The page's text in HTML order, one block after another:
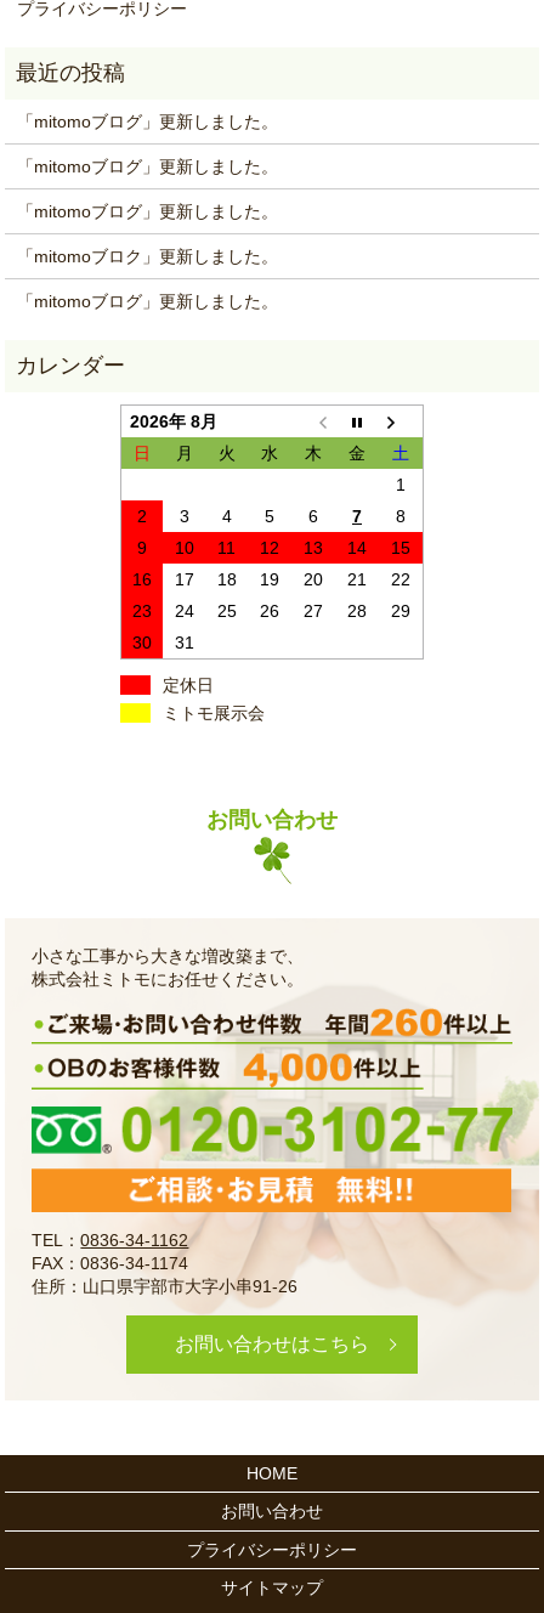
プライバシーポリシー
「mitomoブログ」更新しました。
「mitomoブログ」更新しました。
「mitomoブログ」更新しました。
「mitomoブロク」更新しました。
「mitomoブログ」更新しました。
2026年 8月
日
月 火 水 木 金
土
1
2
3 4 5 6 7
8
9
10 11 12 13 14
15
16
17 18 19 20 21
22
23
24 25 26 27 28
29
30
31
定休日
ミトモ展示会
お問い合わせ
小さな工事から大きな増改築まで、
株式会社ミトモにお任せください。
TEL：0836-34-1162
FAX：0836-34-1174
住所：山口県宇部市大字小串91-26
お問い合わせはこちら
HOME
お問い合わせ
プライバシーポリシー
サイトマップ